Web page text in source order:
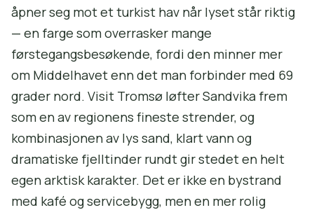
åpner seg mot et turkist hav når lyset står riktig
— en farge som overrasker mange
førstegangsbesøkende, fordi den minner mer
om Middelhavet enn det man forbinder med 69
grader nord. Visit Tromsø løfter Sandvika frem
som en av regionens fineste strender, og
kombinasjonen av lys sand, klart vann og
dramatiske fjelltinder rundt gir stedet en helt
egen arktisk karakter. Det er ikke en bystrand
med kafé og servicebygg, men en mer rolig